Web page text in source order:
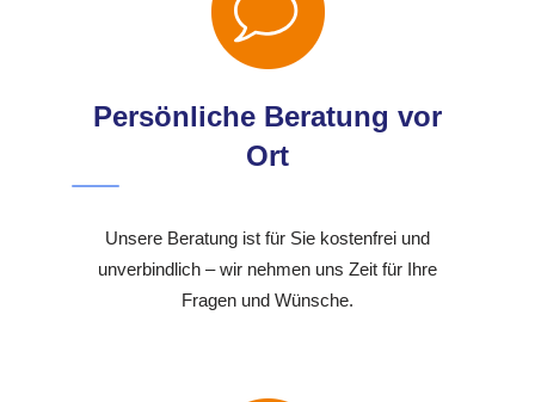
Persönliche Beratung vor
Ort
Unsere Beratung ist für Sie kostenfrei und
unverbindlich – wir nehmen uns Zeit für Ihre
Fragen und Wünsche.